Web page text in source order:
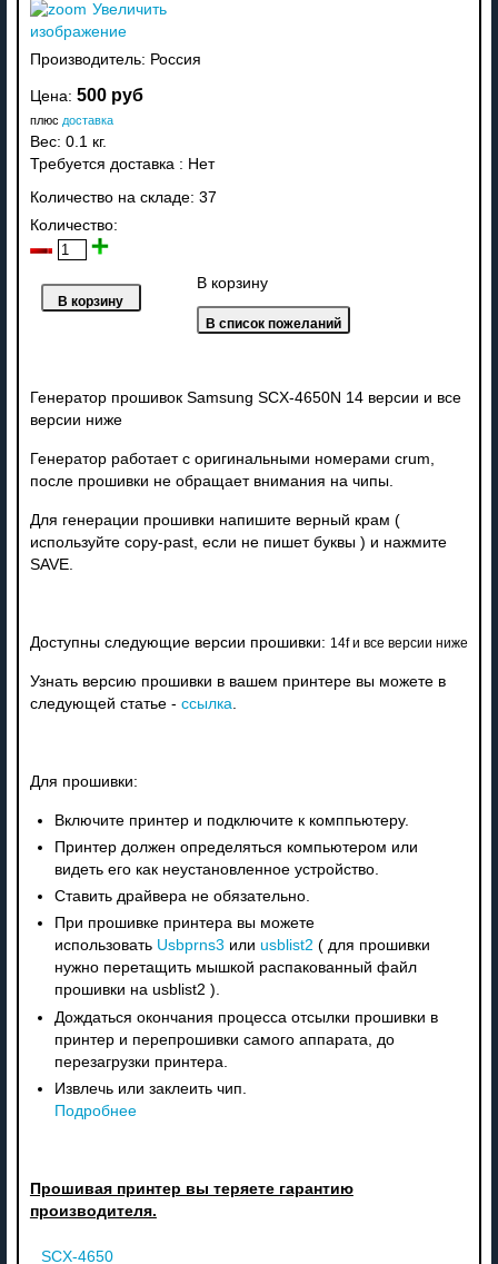
Увеличить
изображение
Производитель: Россия
Цена: 500 руб
плюс доставка
Вес: 0.1 кг.
Требуется доставка: Нет
Количество на складе: 37
Количество:
В корзину
Генератор прошивок Samsung SCX-4650N 14 версии и все
версии ниже
Генератор работает с оригинальными номерами crum,
после прошивки не обращает внимания на чипы.
Для генерации прошивки напишите верный крам (
используйте copy-past, если не пишет буквы ) и нажмите
SAVE.
Доступны следующие версии прошивки: 14f и все версии ниже
Узнать версию прошивки в вашем принтере вы можете в
следующей статье - ссылка.
Для прошивки:
Включите принтер и подключите к комппьютеру.
Принтер должен определяться компьютером или
видеть его как неустановленное устройство.
Ставить драйвера не обязательно.
При прошивке принтера вы можете
использовать Usbprns3 или usblist2 ( для прошивки
нужно перетащить мышкой распакованный файл
прошивки на usblist2 ).
Дождаться окончания процесса отсылки прошивки в
принтер и перепрошивки самого аппарата, до
перезагрузки принтера.
Извлечь или заклеить чип.
Подробнее
Прошивая принтер вы теряете гарантию
производителя.
SCX-4650